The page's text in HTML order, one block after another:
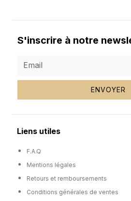
S'inscrire à notre
ENVOYER
Liens utiles
F.A.Q
Mentions légales
Retours et remboursements
Conditions générales de ventes